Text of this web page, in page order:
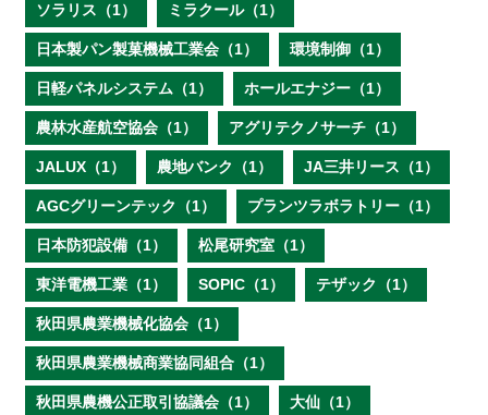
ソラリス（1） ミラクール（1）
日本製パン製菓機械工業会（1） 環境制御（1）
日軽パネルシステム（1） ホールエナジー（1）
農林水産航空協会（1） アグリテクノサーチ（1）
JALUX（1） 農地バンク（1） JA三井リース（1）
AGCグリーンテック（1） プランツラボラトリー（1）
日本防犯設備（1） 松尾研究室（1）
東洋電機工業（1） SOPIC（1） テザック（1）
秋田県農業機械化協会（1）
秋田県農業機械商業協同組合（1）
秋田県農機公正取引協議会（1） 大仙（1）